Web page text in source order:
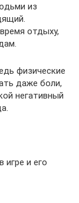
из
отдыху,
физические
даже боли,
негативный
игре и его